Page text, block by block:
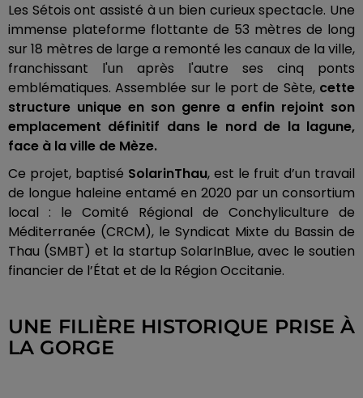
Les Sétois ont assisté à un bien curieux spectacle. Une
immense plateforme flottante de 53 mètres de long
sur 18 mètres de large a remonté les canaux de la ville,
franchissant l'un après l'autre ses cinq ponts
emblématiques. Assemblée sur le port de Sète, cette
structure unique en son genre a enfin rejoint son
emplacement définitif dans le nord de la lagune,
face à la ville de Mèze.
Ce projet, baptisé SolarinThau, est le fruit d’un travail
de longue haleine entamé en 2020 par un consortium
local : le Comité Régional de Conchyliculture de
Méditerranée (CRCM), le Syndicat Mixte du Bassin de
Thau (SMBT) et la startup SolarInBlue, avec le soutien
financier de l’État et de la Région Occitanie.
UNE FILIÈRE HISTORIQUE PRISE À
LA GORGE